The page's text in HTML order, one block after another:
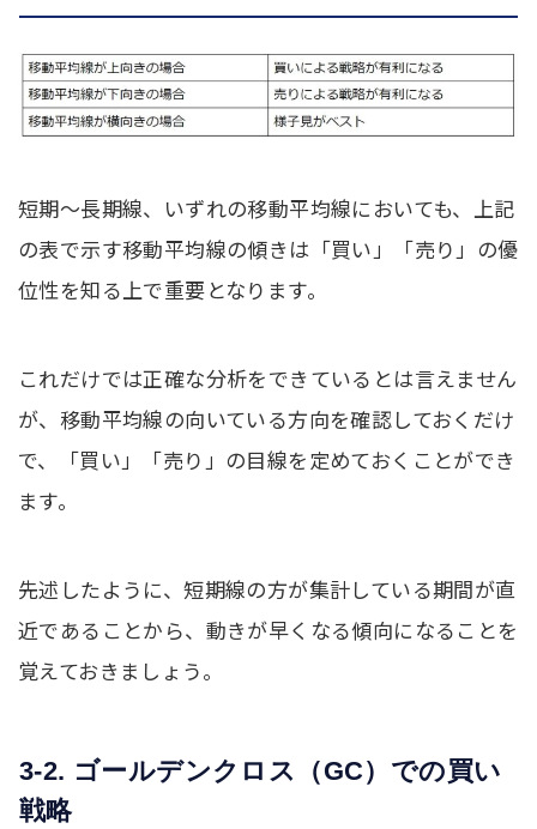
短期〜長期線、いずれの移動平均線においても、上記
の表で示す移動平均線の傾きは「買い」「売り」の優
位性を知る上で重要となります。
これだけでは正確な分析をできているとは言えません
が、移動平均線の向いている方向を確認しておくだけ
で、「買い」「売り」の目線を定めておくことができ
ます。
先述したように、短期線の方が集計している期間が直
近であることから、動きが早くなる傾向になることを
覚えておきましょう。
3-2. ゴールデンクロス（GC）での買い
戦略